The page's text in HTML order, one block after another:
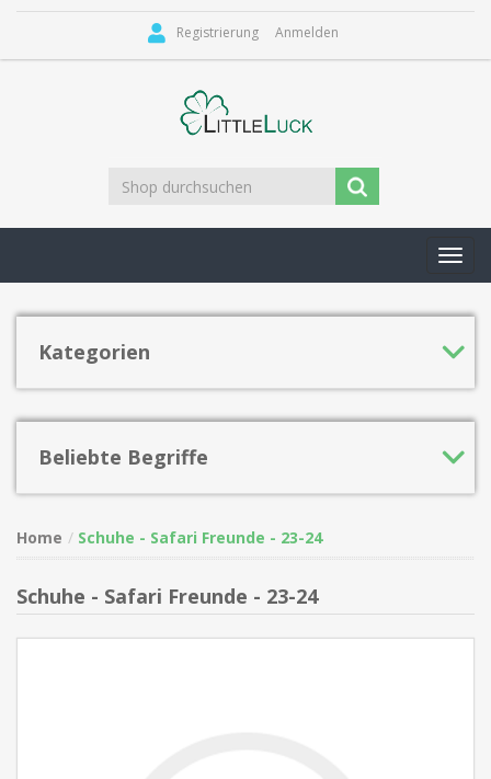
Registrierung Anmelden
Kategorien
Beliebte Begriffe
Home Schuhe - Safari Freunde - 23-24
Schuhe - Safari Freunde - 23-24